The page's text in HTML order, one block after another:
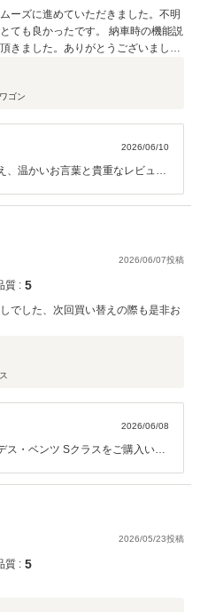
ーズに進めていただきました。不明
ても良かったです。 納車時の機能説
きました。ありがとうございまし
います。
ワゴン
2026/06/10
だけたとのこと、大変嬉しく拝
説明にもご満足いただけたとの
なっております。 今後もお
ーサービスなど、しっかりとサ
ございましたらお気軽にご連絡
ご検討の際はぜひお声がけくだ
2026/06/07投稿
質 : 5
でした、次回買い替えの際も是非お
ス
2026/06/08
嬉しく思っております。 お店
けたとのこと、何よりの励みに
お車をご購入いただけるよう、丁
めてまいります。 お車のこ
ましたら、いつでもお気軽にご
き合いのほど、よろしくお願い
2026/05/23投稿
質 : 5